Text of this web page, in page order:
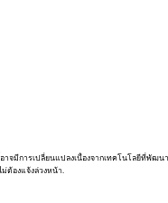
การเปลี่ยนแปลงเนื่องจากเทคโนโลยีที่พัฒ
ต้องแจ้งล่วงหน้า.